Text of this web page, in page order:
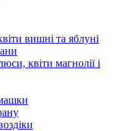
вишні та яблуні
квіти магнолії і